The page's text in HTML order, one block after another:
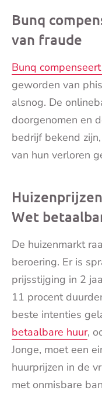
Bunq
van fraude
Bunq
geworden van
alsnog. De
doorgenomen en
bedrijf bekend
van hun verloren
Wet
De huizenmarkt
beroering. Er is
prijsstijging in 2
11 procent
beste intenties
betaalbare huur,
Jonge, moet een
huurprijzen in de
met onmisbare